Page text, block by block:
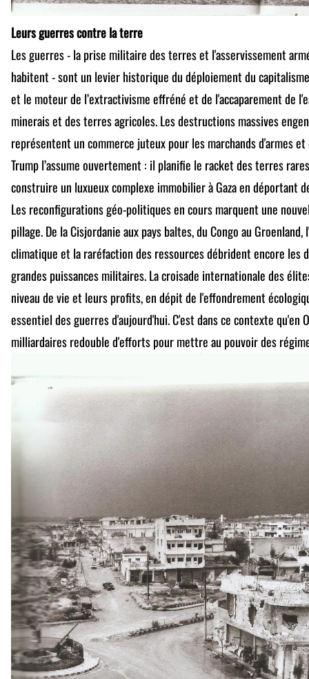
Leurs guerres contre la terre
Les guerres - la prise militaire des terres et l'asservissement
habitent - sont un levier historique du déploiement du
et le moteur de l’extractivisme effréné et de l'accaparement de
minerais et des terres agricoles. Les destructions massives
représentent un commerce juteux pour les marchands d'armes
Trump l’assume ouvertement : il planifie le racket des terres
construire un luxueux complexe immobilier à Gaza en déportant
Les reconfigurations géo-politiques en cours marquent une
pillage. De la Cisjordanie aux pays baltes, du Congo au
climatique et la raréfaction des ressources débrident encore les
grandes puissances militaires. La croisade internationale des
niveau de vie et leurs profits, en dépit de l'effondrement
essentiel des guerres d'aujourd'hui. C'est dans ce contexte qu'en
milliardaires redouble d'efforts pour mettre au pouvoir des